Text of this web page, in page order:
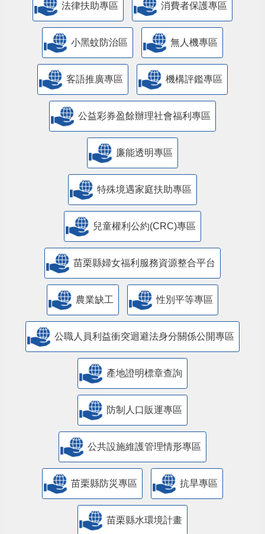
法律扶助專區 消費者保護專區
小黑蚊防治區 無人機專區
客語推廣專區 機構評鑑專區
公益彩券盈餘辦理社會福利專區
廉能透明專區
特殊境遇家庭扶助專區
兒童權利公約(CRC)專區
苗栗縣婦女福利服務資源整合平台
農業缺工 性別平等專區
公職人員利益衝突迴避法身分關係公開專區
產地證明標章查詢
防制人口販運專區
​公共設施維護管理情形專區
苗栗縣防災專區 抗旱專區
苗栗縣水環境計畫